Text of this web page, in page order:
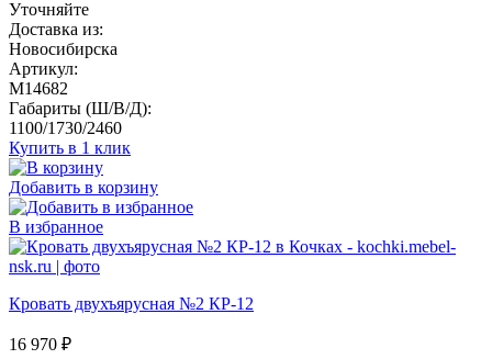
Уточняйте
Доставка из:
Новосибирска
Артикул:
M14682
Габариты (Ш/В/Д):
1100/1730/2460
Купить в 1 клик
Добавить в корзину
В избранное
Кровать двухъярусная №2 КР-12
16 970 ₽